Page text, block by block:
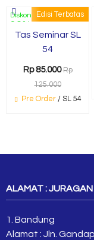
Edisi Terbatas
Diskon
Tas Seminar SL
54
Rp 85.000 Rp
125.000
Pre Order/ SL 54
ALAMAT :
1. Bandung
Alamat : Jln.